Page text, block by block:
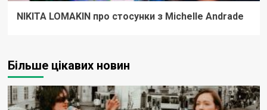
NIKITA LOMAKIN про стосунки з Michelle Andrade
Більше цікавих новин